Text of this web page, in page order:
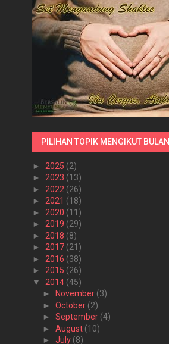
PILIHAN TOPIK MENGIKUT BULAN
► 2025 (2)
► 2023 (13)
► 2022 (26)
► 2021 (18)
► 2020 (11)
► 2019 (29)
► 2018 (8)
► 2017 (21)
► 2016 (38)
► 2015 (26)
▼ 2014 (45)
►
November (3)
► October (2)
► September (4)
► August (10)
► July (8)